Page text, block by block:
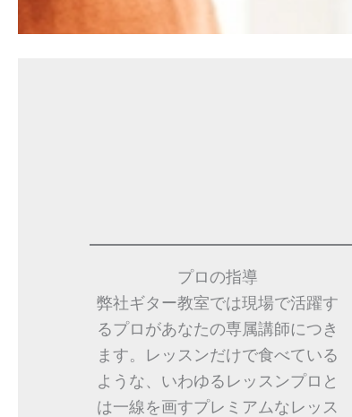
プロの指導
弊社ギター教室では現場で活躍す
るプロがあなたの専属講師につき
ます。レッスンだけで食べている
ような、いわゆるレッスンプロと
は一線を画すプレミアムなレッス